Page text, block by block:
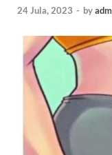
24 Jula, 2023 - by